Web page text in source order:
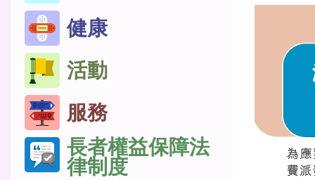
健康
活動
服務
長者權益保障法
律制度